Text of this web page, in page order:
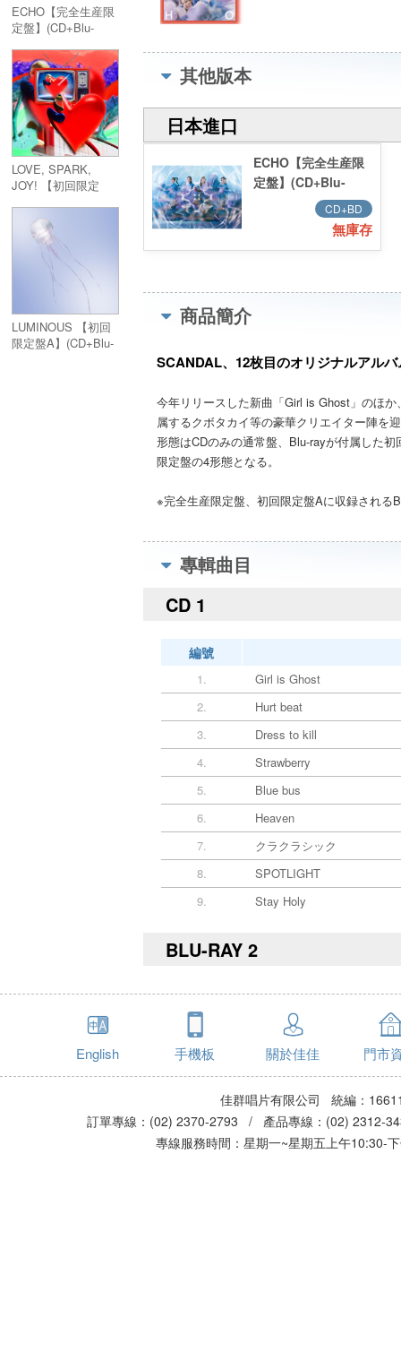
ECHO【完全生産限
定盤】(CD+Blu-
LOVE, SPARK,
JOY! 【初回限定
LUMINOUS 【初回
限定盤A】(CD+Blu-
其他版本
日本進口
ECHO【完全生産限
定盤】(CD+Blu-
ray+GOODS)CD+BD
無庫存
商品簡介
SCANDAL、12枚目のオリジナルアル
今年リリースした新曲「Girl is Ghost」のほ
属するクボタカイ等の豪華クリエイター陣を
形態はCDのみの通常盤、Blu-rayが付属した
限定盤の4形態となる。
※完全生産限定盤、初回限定盤Aに収録される
專輯曲目
CD 1
編號
1.
Girl is Ghost
2.
Hurt beat
3.
Dress to kill
4.
Strawberry
5.
Blue bus
6.
Heaven
7.
クラクラシック
8.
SPOTLIGHT
9.
Stay Holy
BLU-RAY 2
English 手機板 關於佳佳 門市
佳群唱片有限公司 統編：
訂單專線：(02) 2370-2793 / 產品專線：(02)
專線服務時間：星期一~星期五上午10:30-